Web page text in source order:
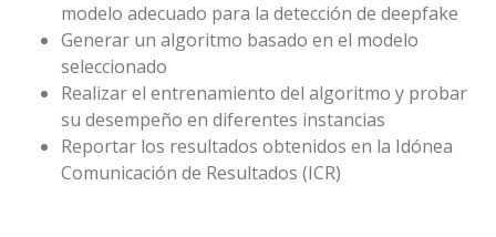
modelo adecuado para la detección de deepfake
Generar un algoritmo basado en el modelo
seleccionado
Realizar el entrenamiento del algoritmo y probar
su desempeño en diferentes instancias
Reportar los resultados obtenidos en la Idónea
Comunicación de Resultados (ICR)